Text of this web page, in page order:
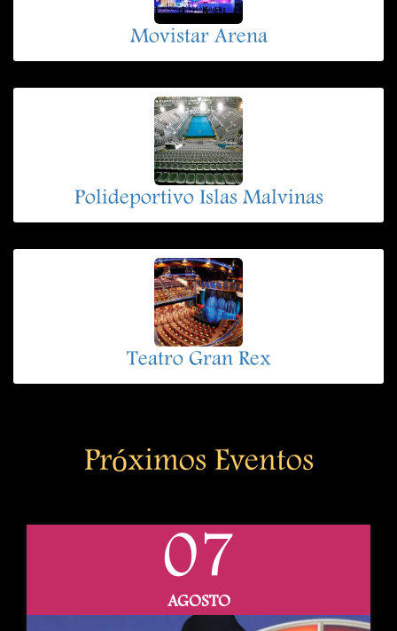
Movistar Arena
Polideportivo Islas Malvinas
Teatro Gran Rex
Próximos Eventos
07
AGOSTO